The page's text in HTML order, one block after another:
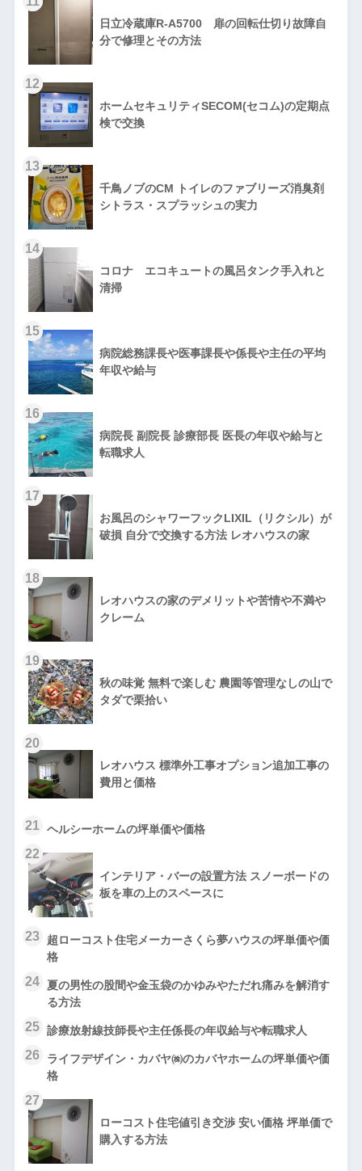
日立冷蔵庫R-A5700 扉の回転仕切り故障自
分で修理とその方法
12
ホームセキュリティSECOM(セコム)の定期点
検で交換
13
千鳥ノブのCM トイレのファブリーズ消臭剤
シトラス・スプラッシュの実力
14
コロナ エコキュートの風呂タンク手入れと
清掃
15
病院総務課長や医事課長や係長や主任の平均
年収や給与
16
病院長 副院長 診療部長 医長の年収や給与と
転職求人
17
お風呂のシャワーフックLIXIL（リクシル）が
破損 自分で交換する方法 レオハウスの家
18
レオハウスの家のデメリットや苦情や不満や
クレーム
19
秋の味覚 無料で楽しむ 農園等管理なしの山で
タダで栗拾い
20
レオハウス 標準外工事オプション追加工事の
費用と価格
21 ヘルシーホームの坪単価や価格
22
インテリア・バーの設置方法 スノーボードの
板を車の上のスペースに
23
超ローコスト住宅メーカーさくら夢ハウスの坪単価や価
格
24 夏の男性の股間や金玉袋のかゆみやただれ痛みを解消す
る方法
25 診療放射線技師長や主任係長の年収給与や転職求人
26
ライフデザイン・カバヤ㈱のカバヤホームの坪単価や価
格
27
ローコスト住宅値引き交渉 安い価格 坪単価で
購入する方法